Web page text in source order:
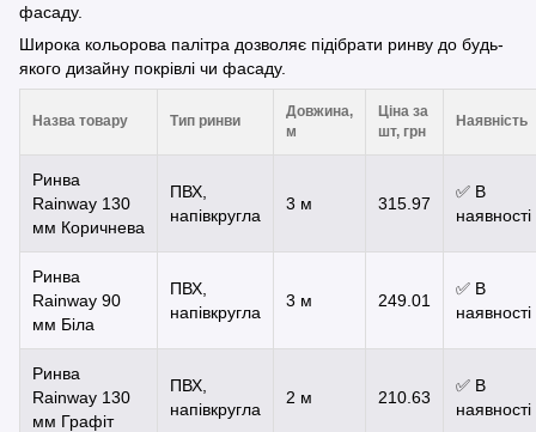
фасаду.
Широка кольорова палітра дозволяє підібрати ринву до будь-
якого дизайну покрівлі чи фасаду.
Назва товару Тип ринви
Довжина,
м
Ціна за
шт, грн
Наявність
Ринва
Rainway 130
мм Коричнева
ПВХ,
напівкругла
3 м 315.97
✅ В
наявності
Ринва
Rainway 90
мм Біла
ПВХ,
напівкругла
3 м 249.01
✅ В
наявності
Ринва
Rainway 130
мм Графіт
ПВХ,
напівкругла
2 м 210.63
✅ В
наявності